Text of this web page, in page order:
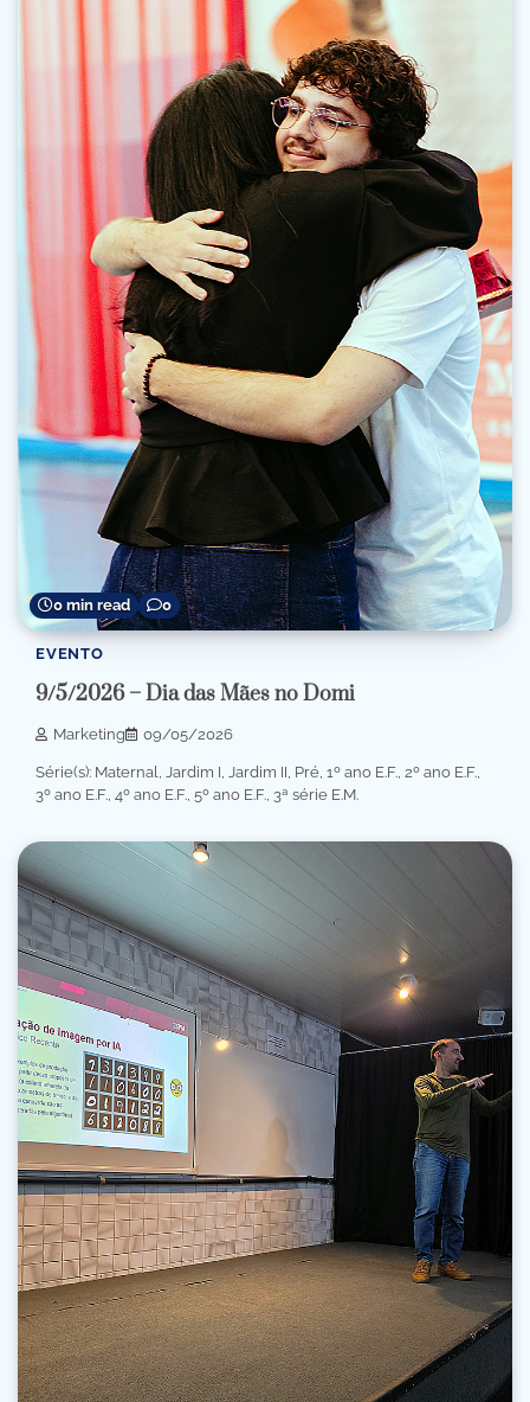
0 min read 0
EVENTO
9/5/2026 – Dia das Mães no Domi
Marketing 09/05/2026
Série(s): Maternal, Jardim I, Jardim II, Pré, 1º ano E.F., 2º ano E.F.,
3º ano E.F., 4º ano E.F., 5º ano E.F., 3ª série E.M.